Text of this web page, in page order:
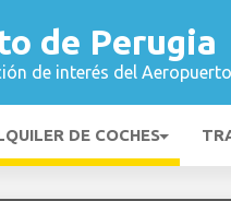
de Perugia
de interés del Aeropuerto
DE COCHES